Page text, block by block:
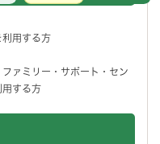
利用する方
ァミリー・サポート・セン
用する方